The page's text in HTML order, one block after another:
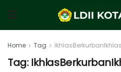
Home Tag
Tag: